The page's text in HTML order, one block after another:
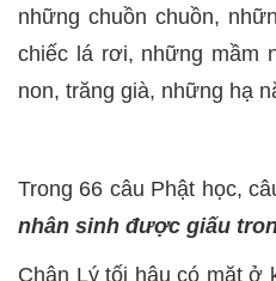
những chuồn chuồn,
chiếc lá rơi, những mầm
non, trăng già, những hạ
Trong 66 câu Phật học,
nhân sinh được giấu
Chân Lý tối hậu có mặt ở